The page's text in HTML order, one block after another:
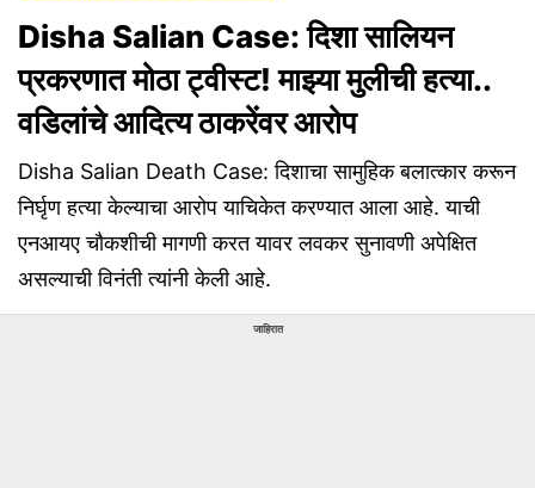
Disha Salian Case: दिशा सालियन
प्रकरणात मोठा ट्वीस्ट! माझ्या मुलीची हत्या..
वडिलांचे आदित्य ठाकरेंवर आरोप
Disha Salian Death Case: दिशाचा सामुहिक बलात्कार करून
निर्घृण हत्या केल्याचा आरोप याचिकेत करण्यात आला आहे. याची
एनआयए चौकशीची मागणी करत यावर लवकर सुनावणी अपेक्षित
असल्याची विनंती त्यांनी केली आहे.
जाहिरात